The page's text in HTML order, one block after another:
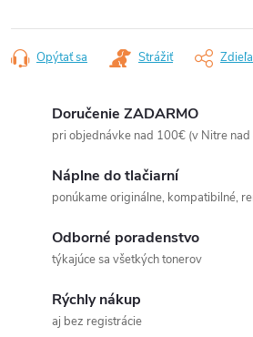
Opýtať sa Strážiť
Doručenie ZADARMO
pri objednávke nad 100€ (v Nitre
Náplne do tlačiarní
ponúkame originálne, kompatibilné,
Odborné poradenstvo
týkajúce sa všetkých tonerov
Rýchly nákup
aj bez registrácie